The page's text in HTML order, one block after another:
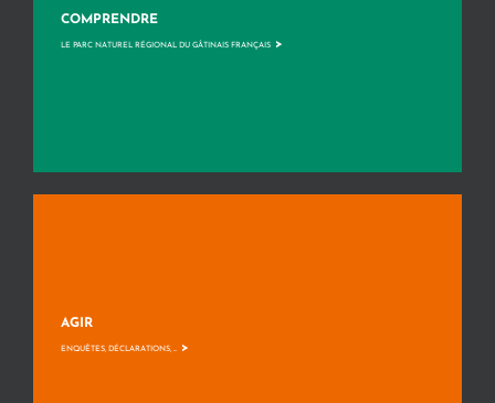
COMPRENDRE
LE PARC NATUREL RÉGIONAL DU GÂTINAIS FRANÇAIS >
AGIR
ENQUÊTES, DÉCLARATIONS, ... >